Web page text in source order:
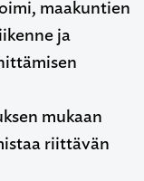
maakuntien
ja
mukaan
riittävän